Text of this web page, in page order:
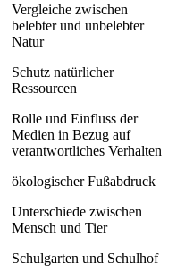
Vergleiche zwischen
belebter und unbelebter
Natur
Schutz natürlicher
Ressourcen
Rolle und Einfluss der
Medien in Bezug auf
verantwortliches Verhalten
ökologischer Fußabdruck
Unterschiede zwischen
Mensch und Tier
Schulgarten und Schulhof